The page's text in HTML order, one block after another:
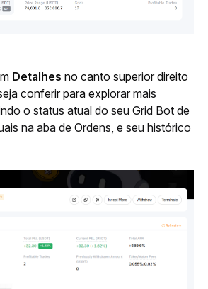
Detalhes no canto superior direito
conferir para explorar mais
o status atual do seu Grid Bot de
na aba de Ordens, e seu histórico